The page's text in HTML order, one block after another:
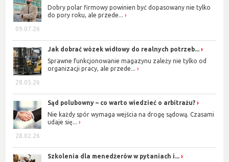
09.07.26
Dobry polar firmowy powinien być dopasowany nie tylko
do pory roku, ale przede...
28.05.26
Jak dobrać wózek widłowy do realnych potrzeb...
Sprawne funkcjonowanie magazynu zależy nie tylko od
organizacji pracy, ale przede...
28.02.26
Sąd polubowny – co warto wiedzieć o arbitrażu?
Nie każdy spór wymaga wejścia na drogę sądową. Czasami
udaje się...
Szkolenia dla menedżerów w pytaniach i...